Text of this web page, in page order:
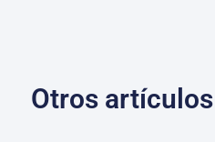
Otros